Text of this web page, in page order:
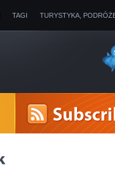
TAGI TURYSTYKA,